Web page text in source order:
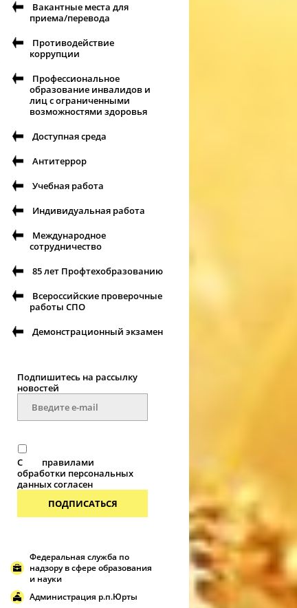
Вакантные места для
приема/перевода
Противодействие
коррупции
Профессиональное
образование инвалидов и
лиц с ограниченными
возможностями здоровья
Доступная среда
Антитеррор
Учебная работа
Индивидуальная работа
Международное
сотрудничество
85 лет Профтехобразованию
Всероссийские проверочные
работы СПО
Демонстрационный экзамен
Подпишитесь на рассылку
новостей
С
правилами
обработки персональных
данных согласен
ПОДПИСАТЬСЯ
Федеральная служба по
надзору в сфере образования
и науки
Администрация р.п.Юрты